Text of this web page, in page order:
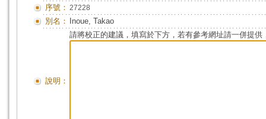
序號： 27228
別名： Inoue, Takao
說明：
請將校正的建議，填寫於下方，若有參考網址請一併提供